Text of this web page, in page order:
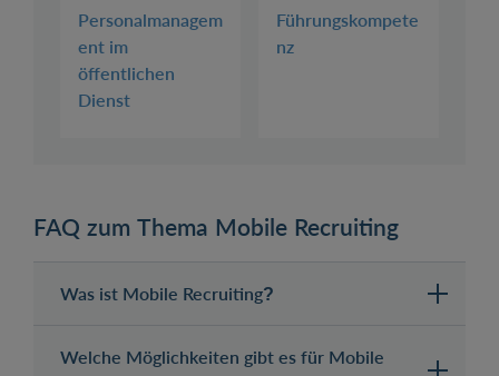
Personalmanagem
ent im
öffentlichen
Dienst
Führungskompete
nz
FAQ zum Thema Mobile Recruiting
Was ist Mobile Recruiting?
Welche Möglichkeiten gibt es für Mobile